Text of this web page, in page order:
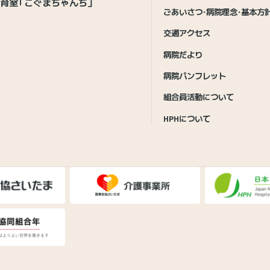
室「こぐまちゃんち」
ごあいさつ・病院理念・基本方
交通アクセス
病院だより
病院パンフレット
組合員活動について
HPHについて